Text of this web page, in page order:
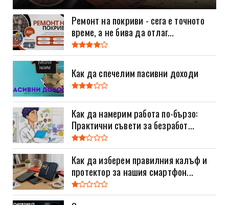
Ремонт на покриви - сега е точното
време, а не бива да отлаг...
Как да спечелим пасивни доходи
Как да намерим работа по-бързо:
Практични съвети за безработ...
Как да изберем правилния калъф и
протектор за нашия смартфон...